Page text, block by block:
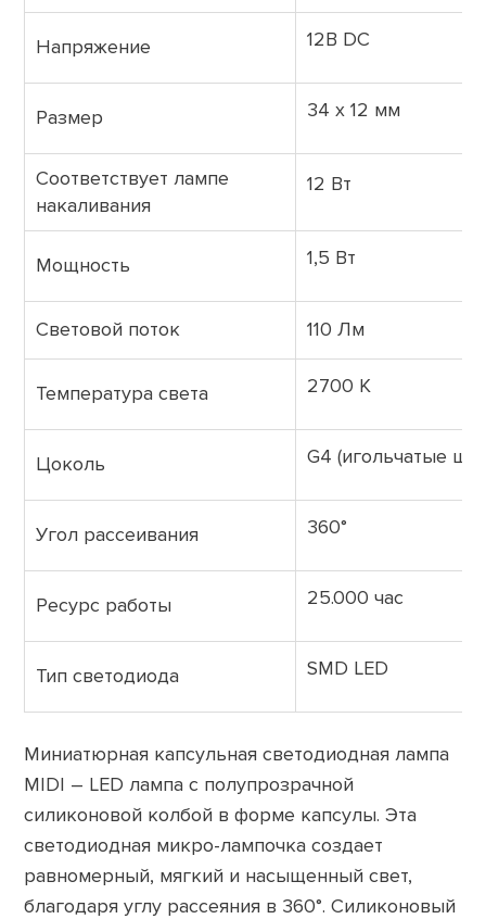
Напряжение 12В DC
Размер 34 х 12 мм
Соответствует лампе
накаливания
12 Вт
Мощность 1,5 Вт
Световой поток 110 Лм
Температура света 2700 К
Цоколь G4 (игольчатые
Угол рассеивания 360°
Ресурс работы 25.000 час
Тип светодиода SMD LED
Миниатюрная капсульная светодиодная лампа
MIDI – LED лампа с полупрозрачной
силиконовой колбой в форме капсулы. Эта
светодиодная микро-лампочка создает
равномерный, мягкий и насыщенный свет,
благодаря углу рассеяния в 360°. Силиконовый